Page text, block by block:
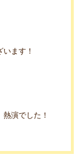
ます！
演でした！